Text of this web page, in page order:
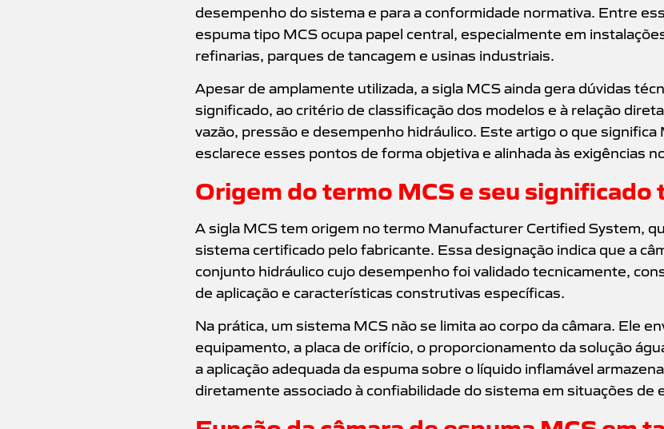
desempenho do sistema e para a conformidade normativa. Entre
espuma tipo MCS ocupa papel central, especialmente em
refinarias, parques de tancagem e usinas industriais.
Apesar de amplamente utilizada, a sigla MCS ainda gera dúvidas
significado, ao critério de classificação dos modelos e à relação
vazão, pressão e desempenho hidráulico. Este artigo o que significa
esclarece esses pontos de forma objetiva e alinhada às exigências
Origem do termo MCS e seu significado
A sigla MCS tem origem no termo Manufacturer Certified System,
sistema certificado pelo fabricante. Essa designação indica que a
conjunto hidráulico cujo desempenho foi validado tecnicamente,
de aplicação e características construtivas específicas.
Na prática, um sistema MCS não se limita ao corpo da câmara. Ele
equipamento, a placa de orifício, o proporcionamento da solução
a aplicação adequada da espuma sobre o líquido inflamável
diretamente associado à confiabilidade do sistema em situações de